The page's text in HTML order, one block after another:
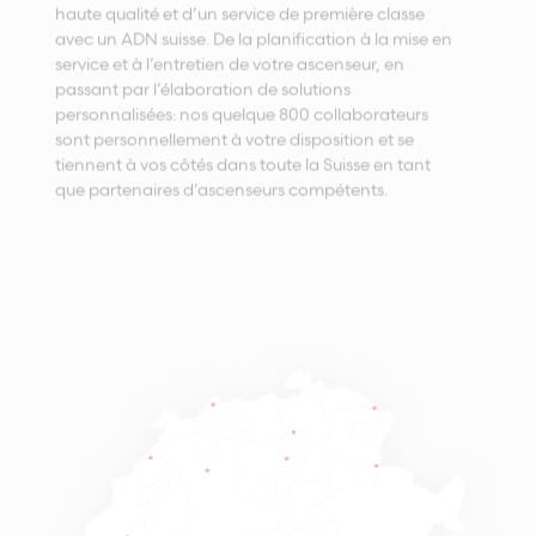
haute qualité et d’un service de première classe
avec un ADN suisse. De la planification à la mise en
service et à l’entretien de votre ascenseur, en
passant par l’élaboration de solutions
personnalisées: nos quelque 800 collaborateurs
sont personnellement à votre disposition et se
tiennent à vos côtés dans toute la Suisse en tant
que partenaires d’ascenseurs compétents.